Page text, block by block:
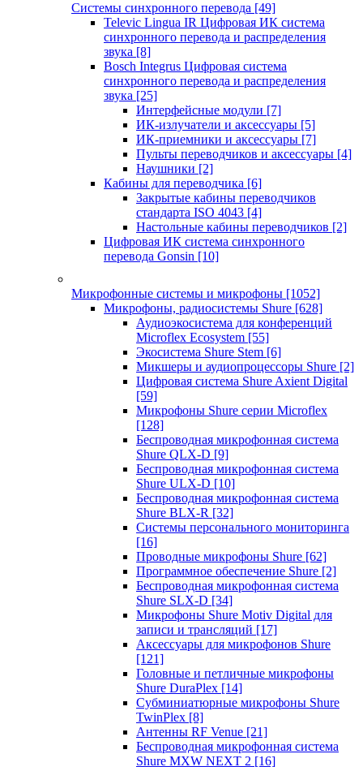
Системы синхронного перевода [49]
Televic Lingua IR Цифровая ИК система
синхронного перевода и распределения
звука [8]
Bosch Integrus Цифровая система
синхронного перевода и распределения
звука [25]
Интерфейсные модули [7]
ИК-излучатели и аксессуары [5]
ИК-приемники и аксессуары [7]
Пульты переводчиков и аксессуары [4]
Наушники [2]
Кабины для переводчика [6]
Закрытые кабины переводчиков
стандарта ISO 4043 [4]
Настольные кабины переводчиков [2]
Цифровая ИК система синхронного
перевода Gonsin [10]
Микрофонные системы и микрофоны [1052]
Микрофоны, радиосистемы Shure [628]
Аудиоэкосистема для конференций
Microflex Ecosystem [55]
Экосистема Shure Stem [6]
Микшеры и аудиопроцессоры Shure [2]
Цифровая система Shure Axient Digital
[59]
Микрофоны Shure серии Microflex
[128]
Беспроводная микрофонная система
Shure QLX-D [9]
Беспроводная микрофонная система
Shure ULX-D [10]
Беспроводная микрофонная система
Shure BLX-R [32]
Системы персонального мониторинга
[16]
Проводные микрофоны Shure [62]
Программное обеспечение Shure [2]
Беспроводная микрофонная система
Shure SLX-D [34]
Микрофоны Shure Motiv Digital для
записи и трансляций [17]
Аксессуары для микрофонов Shure
[121]
Головные и петличные микрофоны
Shure DuraPlex [14]
Субминиатюрные микрофоны Shure
TwinPlex [8]
Антенны RF Venue [21]
Беспроводная микрофонная система
Shure MXW NEXT 2 [16]